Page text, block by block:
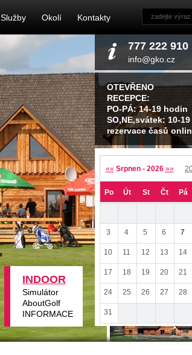
Služby Okolí Kontakty
777 222 910
info@gko.cz
OTEVŘENO
RECEPCE:
PO-PÁ: 14-19 hodin
SO,NE,svátek: 10-
rezervace časů
INDOOR
Simulátor
AboutGolf
INFORMACE
«« Srpnen - 2026 »»
Po Út St Čt Pá
3 4 5 6 7
10 11 12 13 14
17 18 19 20 21
24 25 26 27 28
31